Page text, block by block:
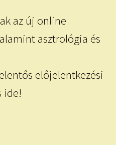
az új online
asztrológia és
előjelentkezési
ide!